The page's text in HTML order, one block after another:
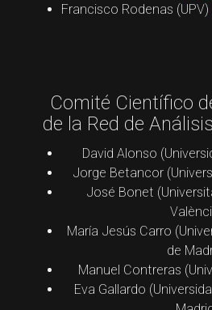
Francisco Rodenas (UPV)
Comité Científico
de la Red de
David Alonso
Jorge Betancor
José Bonet
María Jesús Carro
de
Manuel Contreras
Eva Gallardo